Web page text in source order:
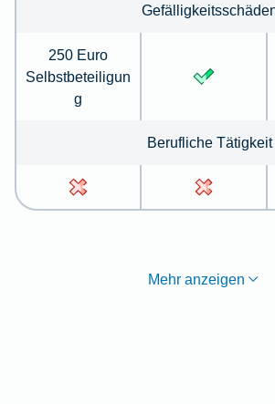
250 Euro
Selbstbeteiligun
g
Berufliche Tätigkeit
Mehr anzeigen